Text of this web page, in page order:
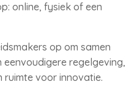
online, fysiek of een
op om samen
regelgeving,
ruimte voor innovatie.